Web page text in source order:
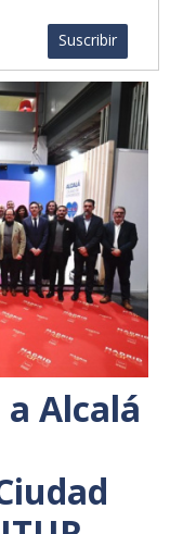
Suscribir
Alcalá